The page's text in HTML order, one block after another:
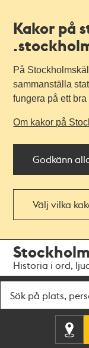
Kakor på
På
sammanställa
fungera på ett bra
Om kakor på
Godkänn
Välj vilka
navigationen
huvudinnehållet
Historia i ord,